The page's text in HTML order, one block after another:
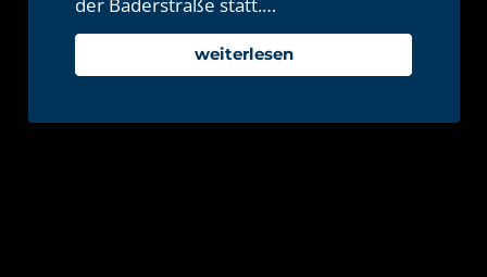
der Bäderstraße statt.…
weiterlesen